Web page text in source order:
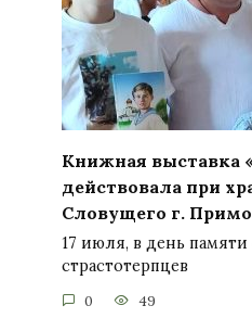
Книжная выставка
действовала при
Словущего г.
17 июля, в день
страстотерпцев
0 49